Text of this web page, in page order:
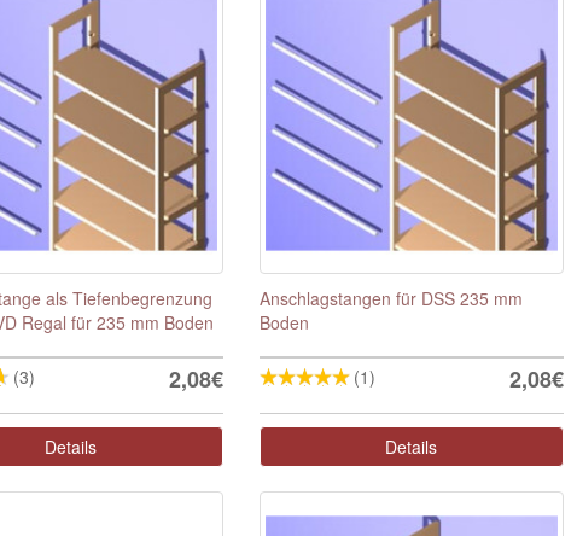
als Tiefenbegrenzung
Regal für 235 mm Boden
(3) 2,08€
Details
Anschlagstangen für DSS 235 mm
Boden
(1) 2,08€
Details